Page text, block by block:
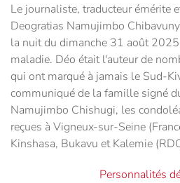
Le journaliste, traducteur émérite
Deogratias Namujimbo
la nuit du dimanche 31 août
maladie. Déo était l'auteur de
qui ont marqué à jamais le Sud-
communiqué de la famille signé
Namujimbo Chishugi, les
reçues à Vigneux-sur-Seine
Kinshasa, Bukavu et Kalemie
Personnalités